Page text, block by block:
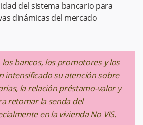
del sistema bancario para
dinámicas del mercado
los bancos, los promotores y los
intensificado su atención sobre
la relación préstamo-valor y
retomar la senda del
en la vivienda No VIS.